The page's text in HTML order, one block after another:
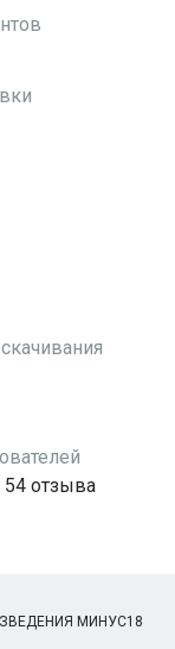
54 отзыва
МИНУС18